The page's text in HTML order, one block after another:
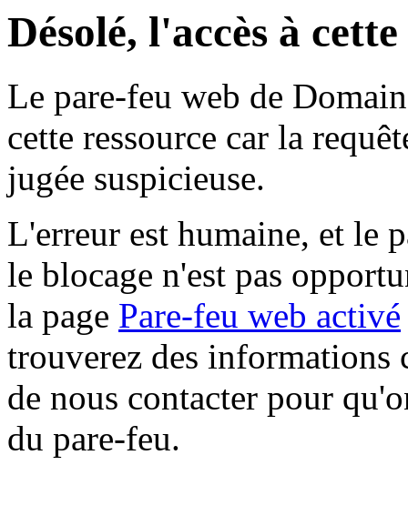
Désolé, l'accès à
Le pare-feu web de
cette ressource car la
jugée suspicieuse.
L'erreur est humaine, et le
le blocage n'est pas
la page Pare-feu web activé
trouverez des informations
de nous contacter pour
du pare-feu.